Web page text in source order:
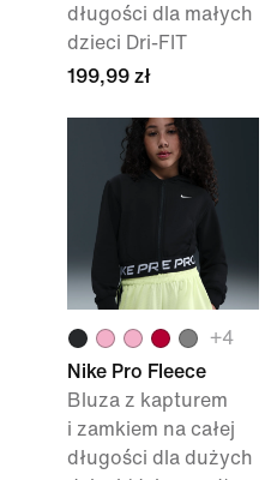
długości dla małych
dzieci Dri-FIT
199,99 zł
+4
Nike Pro Fleece
Bluza z kapturem
i zamkiem na całej
długości dla dużych